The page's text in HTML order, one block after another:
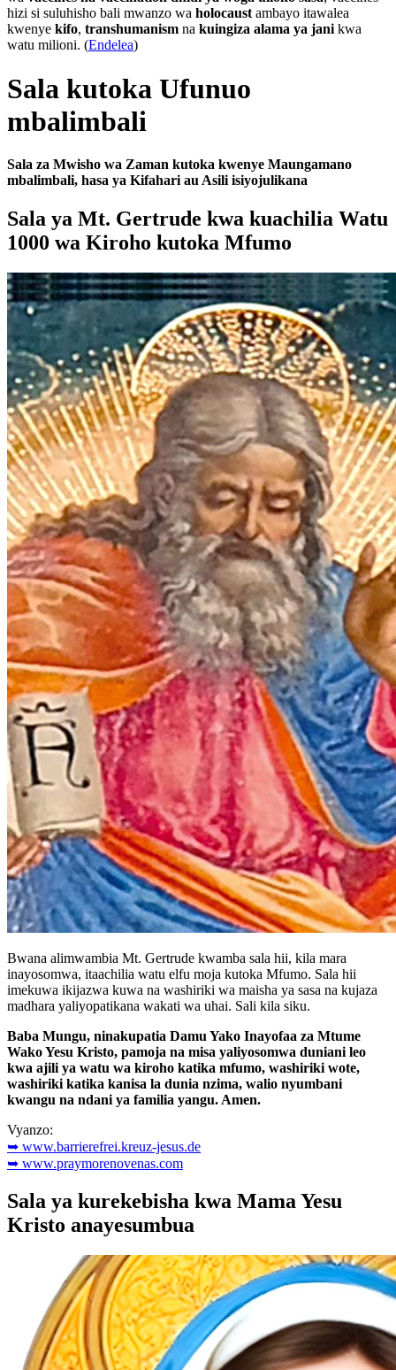
hizi si suluhisho bali mwanzo wa holocaust ambayo itawalea
kwenye kifo, transhumanism na kuingiza alama ya jani kwa
watu milioni. (Endelea)
Sala kutoka Ufunuo
mbalimbali
Sala za Mwisho wa Zaman kutoka kwenye Maungamano
mbalimbali, hasa ya Kifahari au Asili isiyojulikana
Sala ya Mt. Gertrude kwa kuachilia Watu
1000 wa Kiroho kutoka Mfumo
Bwana alimwambia Mt. Gertrude kwamba sala hii, kila mara
inayosomwa, itaachilia watu elfu moja kutoka Mfumo. Sala hii
imekuwa ikijazwa kuwa na washiriki wa maisha ya sasa na kujaza
madhara yaliyopatikana wakati wa uhai. Sali kila siku.
Baba Mungu, ninakupatia Damu Yako Inayofaa za Mtume
Wako Yesu Kristo, pamoja na misa yaliyosomwa duniani leo
kwa ajili ya watu wa kiroho katika mfumo, washiriki wote,
washiriki katika kanisa la dunia nzima, walio nyumbani
kwangu na ndani ya familia yangu. Amen.
Vyanzo:
➥ www.barrierefrei.kreuz-jesus.de
➥ www.praymorenovenas.com
Sala ya kurekebisha kwa Mama Yesu
Kristo anayesumbua